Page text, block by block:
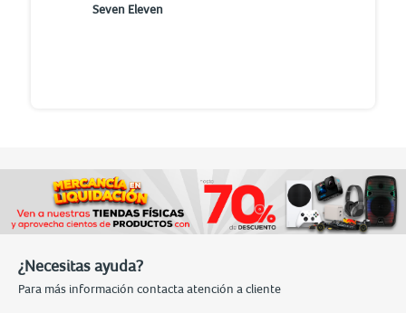
Seven Eleven
¿Necesitas ayuda?
Para más información contacta atención a cliente